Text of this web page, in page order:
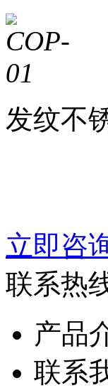
发纹不
立即咨
联系热
产品
联系